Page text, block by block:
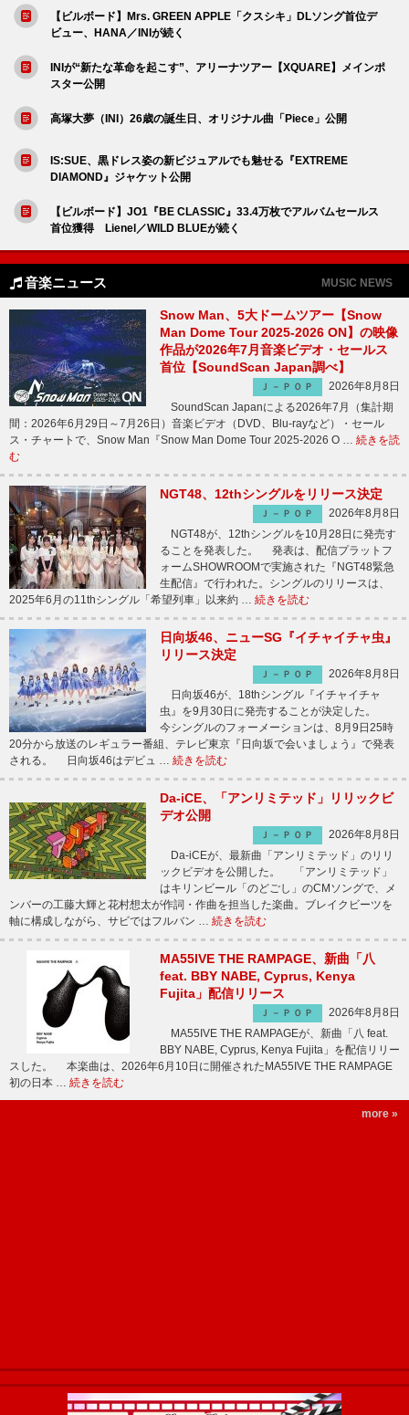
【ビルボード】Mrs. GREEN APPLE「クスシキ」DLソング首位デ
ビュー、HANA／INIが続く
INIが“新たな革命を起こす”、アリーナツアー【XQUARE】メインポ
スター公開
高塚大夢（INI）26歳の誕生日、オリジナル曲「Piece」公開
IS:SUE、黒ドレス姿の新ビジュアルでも魅せる『EXTREME
DIAMOND』ジャケット公開
【ビルボード】JO1『BE CLASSIC』33.4万枚でアルバムセールス
首位獲得 Lienel／WILD BLUEが続く
音楽ニュース MUSIC NEWS
Snow Man、5大ドームツアー【Snow
Man Dome Tour 2025-2026 ON】の映像
作品が2026年7月音楽ビデオ・セールス
首位【SoundScan Japan調べ】
Ｊ－ＰＯＰ
2026年8月8日
SoundScan Japanによる2026年7月（集計期
間：2026年6月29日～7月26日）音楽ビデオ（DVD、Blu-rayなど）・セール
ス・チャートで、Snow Man『Snow Man Dome Tour 2025-2026 O … 続きを読
む
NGT48、12thシングルをリリース決定
Ｊ－ＰＯＰ
2026年8月8日
NGT48が、12thシングルを10月28日に発売す
ることを発表した。 発表は、配信プラットフ
ォームSHOWROOMで実施された『NGT48緊急
生配信』で行われた。シングルのリリースは、
2025年6月の11thシングル「希望列車」以来約 … 続きを読む
日向坂46、ニューSG『イチャイチャ虫』
リリース決定
Ｊ－ＰＯＰ
2026年8月8日
日向坂46が、18thシングル『イチャイチャ
虫』を9月30日に発売することが決定した。
今シングルのフォーメーションは、8月9日25時
20分から放送のレギュラー番組、テレビ東京『日向坂で会いましょう』で発表
される。 日向坂46はデビュ … 続きを読む
Da-iCE、「アンリミテッド」リリックビ
デオ公開
Ｊ－ＰＯＰ
2026年8月8日
Da-iCEが、最新曲「アンリミテッド」のリリ
ックビデオを公開した。 「アンリミテッド」
はキリンビール「のどごし」のCMソングで、メ
ンバーの工藤大輝と花村想太が作詞・作曲を担当した楽曲。ブレイクビーツを
軸に構成しながら、サビではフルバン … 続きを読む
MA55IVE THE RAMPAGE、新曲「八
feat. BBY NABE, Cyprus, Kenya
Fujita」配信リリース
Ｊ－ＰＯＰ
2026年8月8日
MA55IVE THE RAMPAGEが、新曲「八 feat.
BBY NABE, Cyprus, Kenya Fujita」を配信リリー
スした。 本楽曲は、2026年6月10日に開催されたMA55IVE THE RAMPAGE
初の日本 … 続きを読む
more »